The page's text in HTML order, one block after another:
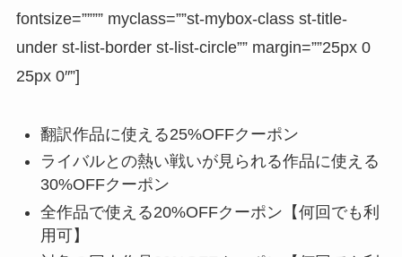
fontsize=”””” myclass=””st-mybox-class st-title-
under st-list-border st-list-circle”” margin=””25px 0
25px 0″”]
翻訳作品に使える25%OFFクーポン
ライバルとの熱い戦いが見られる作品に使える
30%OFFクーポン
全作品で使える20%OFFクーポン【何回でも利
用可】